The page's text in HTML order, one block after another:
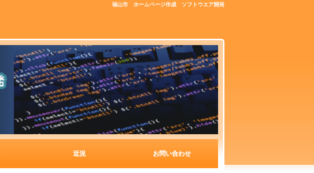
福山市 ホームページ作成 ソフトウエア開発
近況 お問い合わせ